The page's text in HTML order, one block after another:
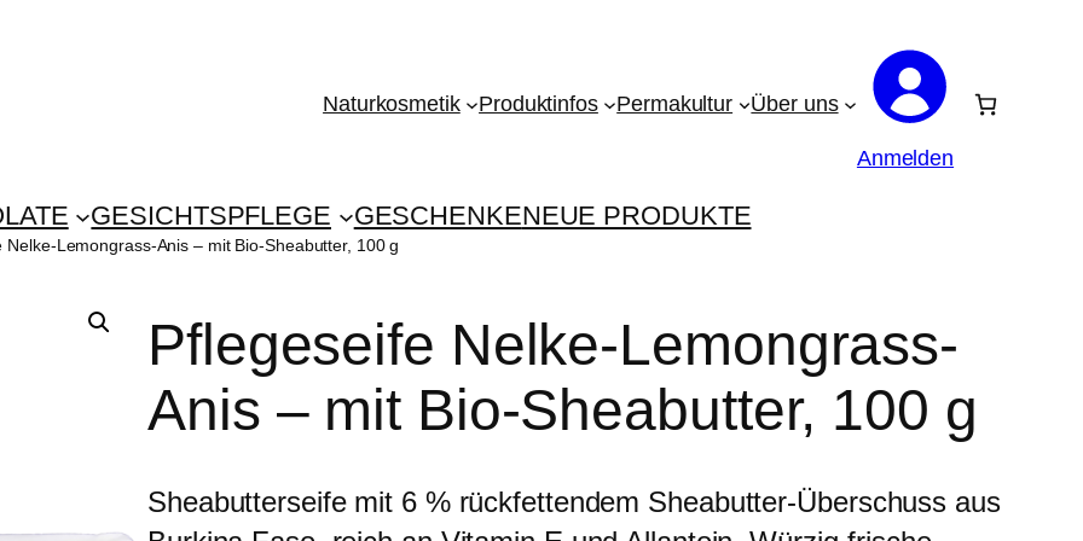
Naturkosmetik Produktinfos Permakultur Über uns
Anmelden
GESICHTSPFLEGE GESCHENKENEUE PRODUKTE
Nelke-Lemongrass-Anis – mit Bio-Sheabutter, 100 g
Pflegeseife Nelke-Lemongrass-
Anis – mit Bio-Sheabutter, 100 g
Sheabutterseife mit 6 % rückfettendem Sheabutter-Überschuss aus